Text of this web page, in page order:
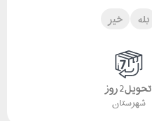
بله خیر
تحویل 2 روز
شهرستان